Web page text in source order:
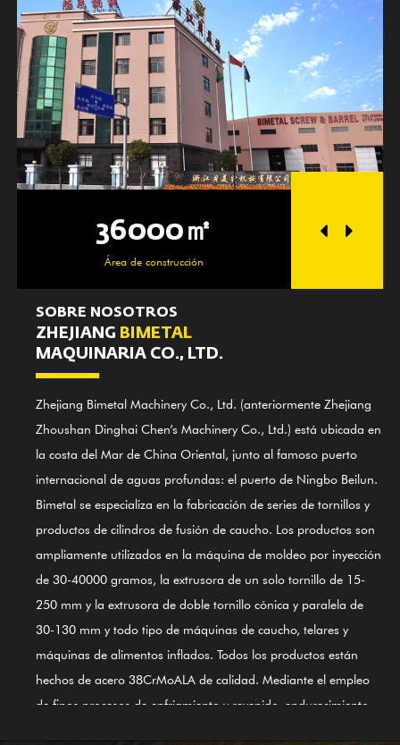
36000㎡
Área de construcción
SOBRE NOSOTROS
ZHEJIANG BIMETAL
MAQUINARIA CO., LTD.
Zhejiang Bimetal Machinery Co., Ltd. (anteriormente Zhejiang
Zhoushan Dinghai Chen’s Machinery Co., Ltd.) está ubicada en
la costa del Mar de China Oriental, junto al famoso puerto
internacional de aguas profundas: el puerto de Ningbo Beilun.
Bimetal se especializa en la fabricación de series de tornillos y
productos de cilindros de fusión de caucho. Los productos son
ampliamente utilizados en la máquina de moldeo por inyección
de 30-40000 gramos, la extrusora de un solo tornillo de 15-
250 mm y la extrusora de doble tornillo cónica y paralela de
30-130 mm y todo tipo de máquinas de caucho, telares y
máquinas de alimentos inflados. Todos los productos están
hechos de acero 38CrMoALA de calidad. Mediante el empleo
de finos procesos de enfriamiento y revenido, endurecimiento,